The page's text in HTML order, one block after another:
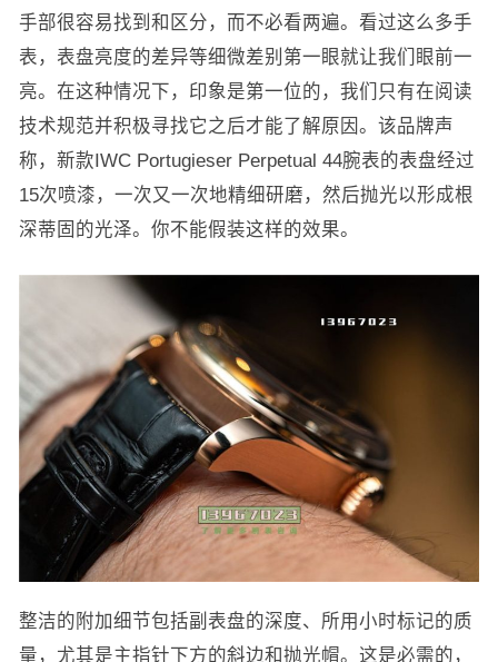
手部很容易找到和区分，而不必看两遍。看过这么多手
表，表盘亮度的差异等细微差别第一眼就让我们眼前一
亮。在这种情况下，印象是第一位的，我们只有在阅读
技术规范并积极寻找它之后才能了解原因。该品牌声
称，新款IWC Portugieser Perpetual 44腕表的表盘经过
15次喷漆，一次又一次地精细研磨，然后抛光以形成根
深蒂固的光泽。你不能假装这样的效果。
整洁的附加细节包括副表盘的深度、所用小时标记的质
量，尤其是主指针下方的斜边和抛光帽。这是必需的，